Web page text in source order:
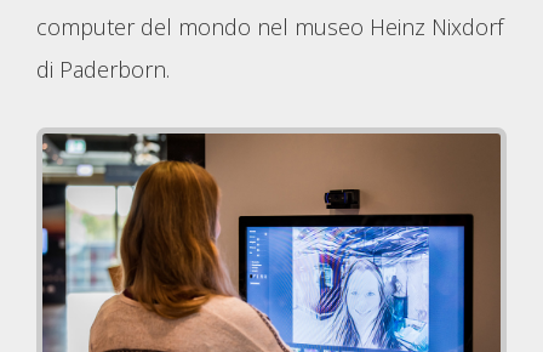
computer del mondo nel museo Heinz Nixdorf
di Paderborn.